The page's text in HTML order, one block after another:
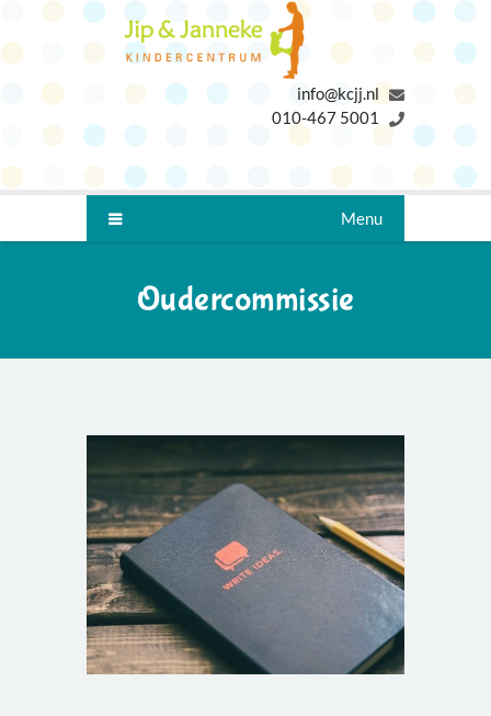
info@kcjj.nl
010-467 5001
Menu
Oudercommissie